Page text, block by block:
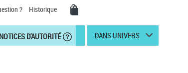
? Historique
NOTICES D'AUTORITÉ DANS UNIVERS